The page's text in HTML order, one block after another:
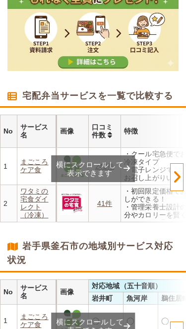
宅配弁当サービスを一覧で比較する
No
サービス
名
画像
口コミ
件数
特徴
1
まごころ
ケア食
242件
・クール宅急便で
冷凍タイプ
・電子レンジで温
お召し上がりいただ
・メニューの組み
理栄養士にお任せ
・定期は通常価格
んと20％OFF！
2
ワタミの
宅食ダイ
レクト
（冷凍）
41件
・初回限定価格で
しができる！
・管理栄養士設計
分やカロリーを賢く
・レンジで温めるだ
飽きることなく楽し
横にスクロールして
表示できます
岩手県釜石市の地域別サービス対応
状況
No
サービス
名
画像
対応地域（五十音順）
岩井町
魚河岸 鵜住居町
1
まごころ
ケア食
◯ ◯ ◯
横にスクロールして